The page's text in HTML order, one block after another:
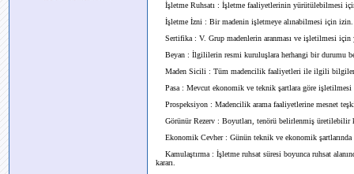
İşletme Ruhsatı : İşletme faaliyetlerinin yürütülebilmesi
İşletme İzni : Bir madenin işletmeye alınabilmesi için izin.
Sertifika : V. Grup madenlerin aranması ve işletilmesi için
Beyan : İlgililerin resmi kuruluşlara herhangi bir durumu
Maden Sicili : Tüm madencilik faaliyetleri ile ilgili
Pasa : Mevcut ekonomik ve teknik şartlara göre işletilmesi
Prospeksiyon : Madencilik arama faaliyetlerine mesnet
Görünür Rezerv : Boyutları, tenörü belirlenmiş üretilebilir
Ekonomik Cevher : Günün teknik ve ekonomik şartlarında
Kamulaştırma : İşletme ruhsat süresi boyunca ruhsat
kararı.